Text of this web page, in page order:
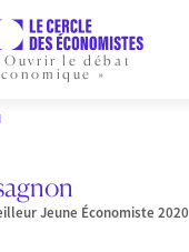
Ouvrir le débat
»
Jeune Économiste 2020